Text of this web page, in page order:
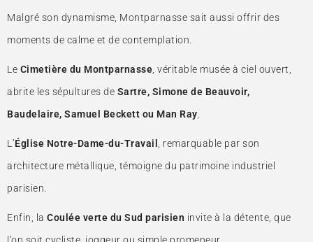
Malgré son dynamisme, Montparnasse sait aussi offrir des
moments de calme et de contemplation.
Le Cimetière du Montparnasse , véritable musée à ciel ouvert,
abrite les sépultures de Sartre, Simone de Beauvoir,
Baudelaire, Samuel Beckett ou Man Ray
L’Église Notre-Dame-du-Travail
, remarquable par son
architecture métallique, témoigne du patrimoine industriel
parisien.
Enfin, la Coulée verte du Sud parisien invite à la détente, que